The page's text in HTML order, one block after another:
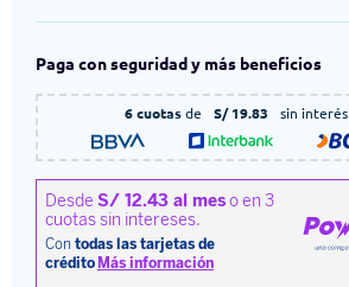
Paga con seguridad y más beneficios
6 cuotasde S/ 19.83 sin interés